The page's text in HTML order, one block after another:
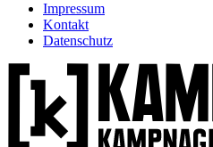
Impressum
Kontakt
Datenschutz